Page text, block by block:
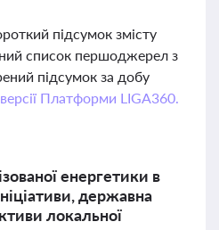
підсумок змісту
список першоджерел з
підсумок за добу
Платформи LIGA360.
енергетики в
державна
локальної